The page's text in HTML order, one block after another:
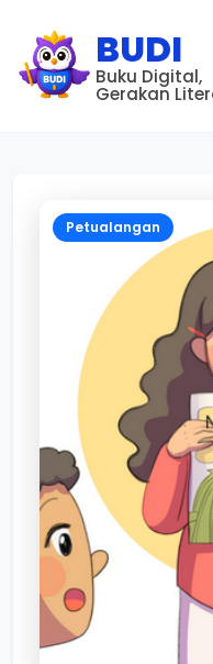
BUDI
Buku Digital,
Gerakan
Petualangan